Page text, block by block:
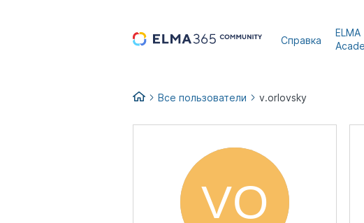
Справка
ELMA
Все пользователи v.orlovsky